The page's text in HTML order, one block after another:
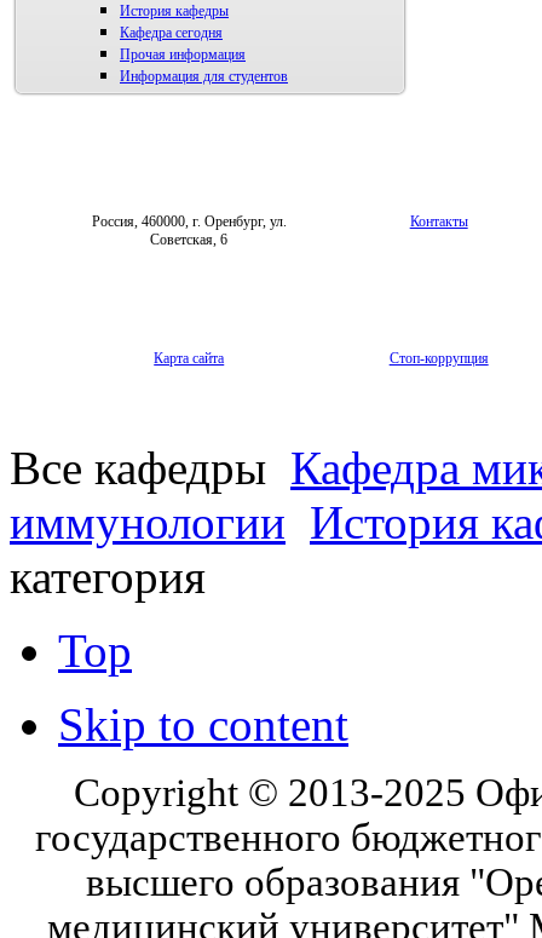
История кафедры
Кафедра сегодня
Прочая информация
Информация для студентов
Россия, 460000, г. Оренбург, ул.
Советская, 6
Контакты
Карта сайта Стоп-коррупция
Все кафедры Кафедра
иммунологии История
категория
Top
Skip to content
Copyright © 2013-2025
государственного
высшего образования
медицинский университет"